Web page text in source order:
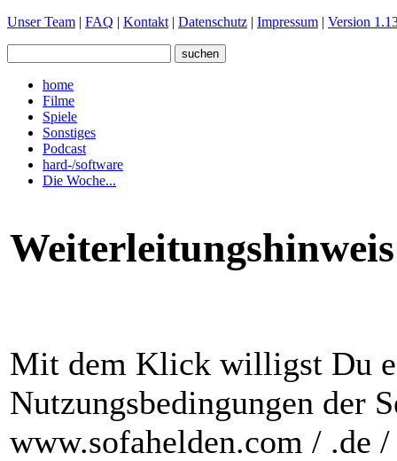
Unser Team | FAQ | Kontakt | Datenschutz | Impressum | Version
home
Filme
Spiele
Sonstiges
Podcast
hard-/software
Die Woche...
Weiterleitungshinweis
Mit dem Klick willigst Du
Nutzungsbedingungen der
www.sofahelden.com / .de